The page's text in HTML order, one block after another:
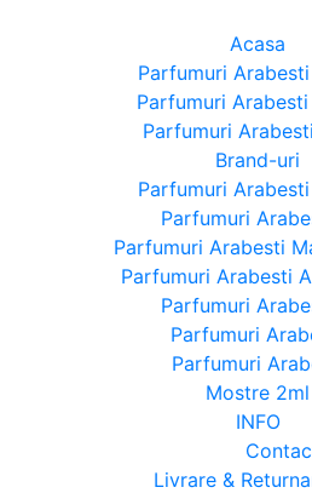
Acasa
Parfumuri
Parfumuri
Parfumuri
Brand-uri
Parfumuri
Parfumuri
Parfumuri Arabesti
Parfumuri Arabesti
Parfumuri
Parfumuri
Parfumuri
Mostre 2ml
INFO
Livrare &